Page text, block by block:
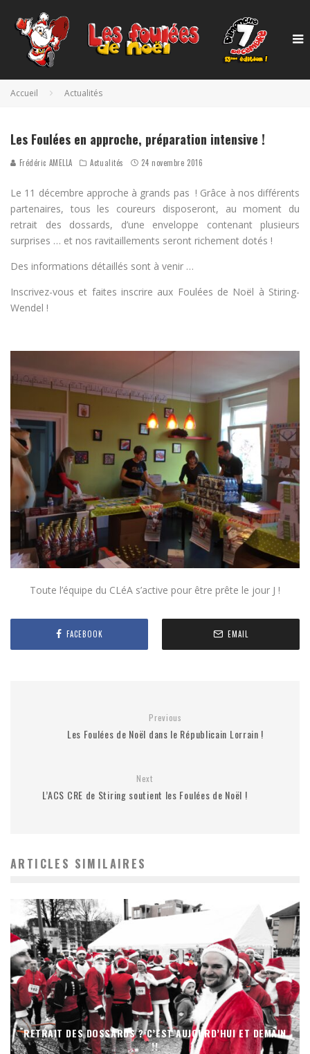
Accueil Actualités
Les Foulées en approche, préparation intensive !
Frédéric AMELLA Actualités 24 novembre 2016
Le 11 décembre approche à grands pas ! Grâce à nos différents
partenaires, tous les coureurs disposeront, au moment du
retrait des dossards, d’une enveloppe contenant plusieurs
surprises … et nos ravitaillements seront richement dotés !
Des informations détaillés sont à venir …
Inscrivez-vous et faites inscrire aux Foulées de Noël à Stiring-
Wendel !
Toute l’équipe du CLéA s’active pour être prête le jour J !
FACEBOOK EMAIL
Previous
Les Foulées de Noël dans le Républicain Lorrain !
Next
L’ACS CRE de Stiring soutient les Foulées de Noël !
ARTICLES SIMILAIRES
RETRAIT DES DOSSARDS ? C’EST AUJOURD’HUI ET DEMAIN
!!